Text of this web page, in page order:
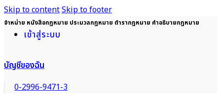
Skip to contentSkip to footer
จำหน่าย หนังสือกฎหมาย ประมวลกฎหมาย ตำรากฎหมาย คำอธิบายกฎหมาย
เข้าสู่ระบบ
บัญชีของฉัน
0-2996-9471-3